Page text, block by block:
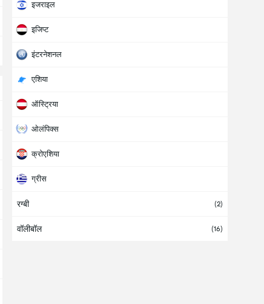
इजराइल
इजिप्ट
इंटरनेशनल
एशिया
ऑस्ट्रिया
ओलंपिक्स
क्रोएशिया
ग्रीस
डेनमार्क
रग्बी (2)
वॉलीबॉल (16)